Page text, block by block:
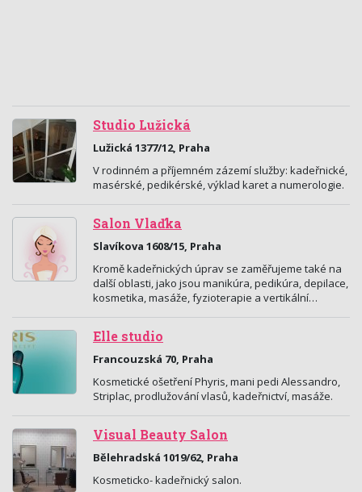
Studio Lužická
Lužická 1377/12, Praha
V rodinném a příjemném zázemí služby: kadeřnické,
masérské, pedikérské, výklad karet a numerologie.
Salon Vlaďka
Slavíkova 1608/15, Praha
Kromě kadeřnických úprav se zaměřujeme také na
další oblasti, jako jsou manikúra, pedikúra, depilace,
kosmetika, masáže, fyzioterapie a vertikální…
Elle studio
Francouzská 70, Praha
Kosmetické ošetření Phyris, mani pedi Alessandro,
Striplac, prodlužování vlasů, kadeřnictví, masáže.
Visual Beauty Salon
Bělehradská 1019/62, Praha
Kosmeticko- kadeřnický salon.